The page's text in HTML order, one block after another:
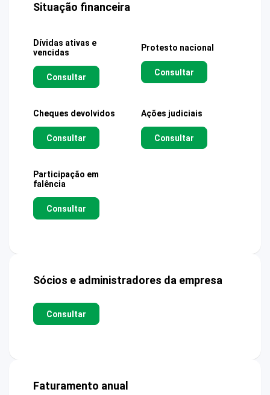
Situação financeira
Dívidas ativas e
vencidas
Consultar
Protesto nacional
Consultar
Cheques devolvidos
Consultar
Ações judiciais
Consultar
Participação em
falência
Consultar
Sócios e administradores da empresa
Consultar
Faturamento anual